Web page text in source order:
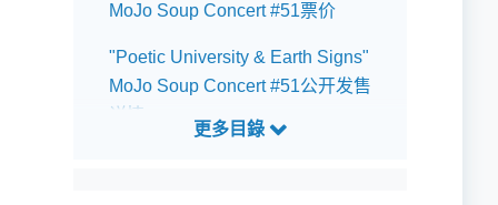
MoJo Soup Concert #51票价
"Poetic University & Earth Signs"
MoJo Soup Concert #51公开发售
详情